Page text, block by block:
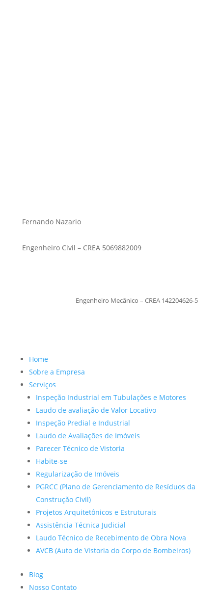
Fernando Nazario
Engenheiro Civil – CREA 5069882009
Engenheiro Mecânico – CREA 142204626-5
Home
Sobre a Empresa
Serviços
Inspeção Industrial em Tubulações e Motores
Laudo de avaliação de Valor Locativo
Inspeção Predial e Industrial
Laudo de Avaliações de Imóveis
Parecer Técnico de Vistoria
Habite-se
Regularização de Imóveis
PGRCC (Plano de Gerenciamento de Resíduos da
Construção Civil)
Projetos Arquitetônicos e Estruturais
Assistência Técnica Judicial
Laudo Técnico de Recebimento de Obra Nova
AVCB (Auto de Vistoria do Corpo de Bombeiros)
Blog
Nosso Contato